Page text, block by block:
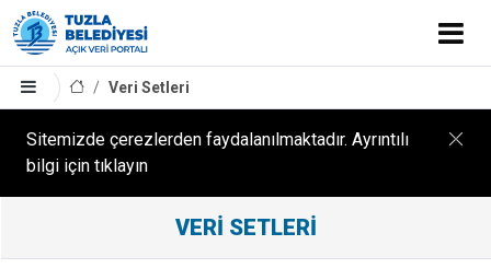
Veri Setleri
Sitemizde çerezlerden faydalanılmaktadır. Ayrıntılı
bilgi için tıklayın
Sonuçları
VERI SETLERI